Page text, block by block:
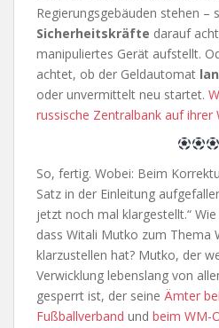
Regierungsgebäuden stehen –
Sicherheitskräfte darauf
manipuliertes Gerät aufstellt.
achtet, ob der Geldautomat
oder unvermittelt neu startet.
russische Zentralbank auf ihrer
So, fertig. Wobei: Beim
Satz in der Einleitung
jetzt noch mal klargestellt.“
dass Witali Mutko zum Thema
klarzustellen hat? Mutko, der
Verwicklung lebenslang von
gesperrt ist, der seine Ämter
Fußballverband und beim WM-